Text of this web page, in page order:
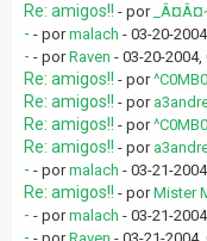
Re: amigos!! - por
- - pormalach - 03-20-
- - porRaven - 03-20-2004,
Re: amigos!! - por
Re: amigos!! - por
Re: amigos!! - por
Re: amigos!! - por
- - pormalach - 03-21-
Re: amigos!! - porMister
- - pormalach - 03-21-